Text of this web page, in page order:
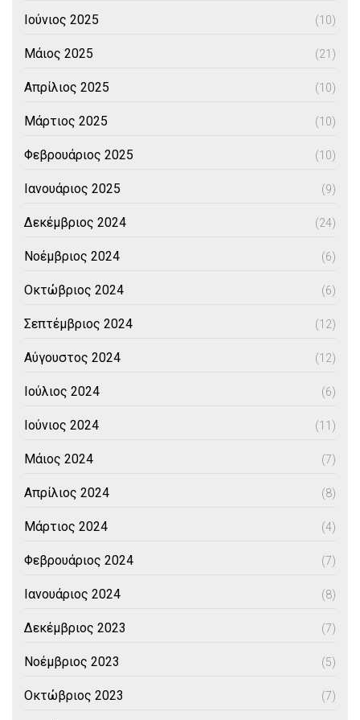
Ιούνιος 2025 (10)
Μάιος 2025 (21)
Απρίλιος 2025 (10)
Μάρτιος 2025 (10)
Φεβρουάριος 2025 (10)
Ιανουάριος 2025 (9)
Δεκέμβριος 2024 (24)
Νοέμβριος 2024 (6)
Οκτώβριος 2024 (6)
Σεπτέμβριος 2024 (12)
Αύγουστος 2024 (12)
Ιούλιος 2024 (6)
Ιούνιος 2024 (11)
Μάιος 2024 (7)
Απρίλιος 2024 (8)
Μάρτιος 2024 (4)
Φεβρουάριος 2024 (7)
Ιανουάριος 2024 (8)
Δεκέμβριος 2023 (7)
Νοέμβριος 2023 (5)
Οκτώβριος 2023 (7)